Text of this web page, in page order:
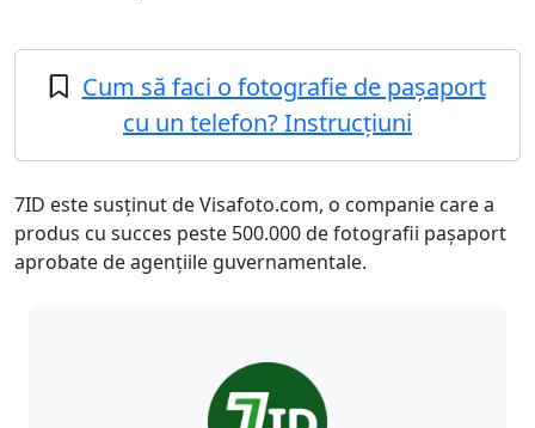
Cum să faci o fotografie de pașaport
cu un telefon? Instrucțiuni
7ID este susținut de Visafoto.com, o companie care a
produs cu succes peste 500.000 de fotografii pașaport
aprobate de agențiile guvernamentale.